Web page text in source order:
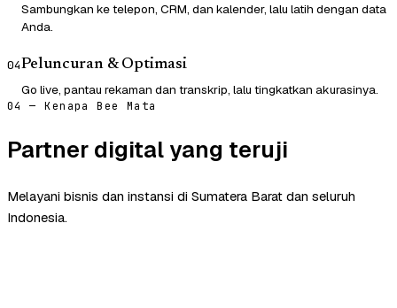
Sambungkan ke telepon, CRM, dan kalender, lalu latih dengan data
Anda.
04Peluncuran & Optimasi
Go live, pantau rekaman dan transkrip, lalu tingkatkan akurasinya.
04 — Kenapa Bee Mata
Partner digital yang teruji
Melayani bisnis dan instansi di Sumatera Barat dan seluruh
Indonesia.